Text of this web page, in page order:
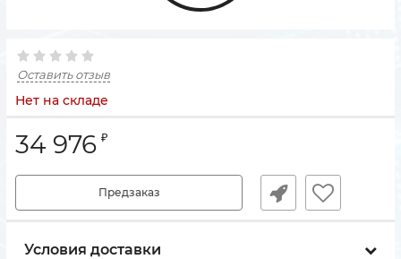
Оставить отзыв
Нет на складе
34 976 ₽
Предзаказ
Условия доставки